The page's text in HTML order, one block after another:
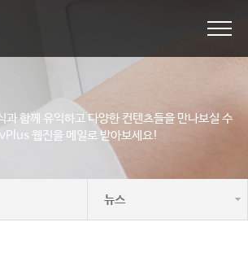
과 함께 유익하고 다양한 컨텐츠들을 만나보실 수
웹진을 메일로 받아보세요!
뉴스